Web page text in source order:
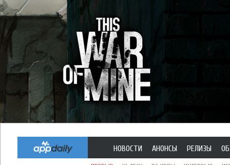
НОВОСТИ АНОНСЫ РЕЛИЗЫ